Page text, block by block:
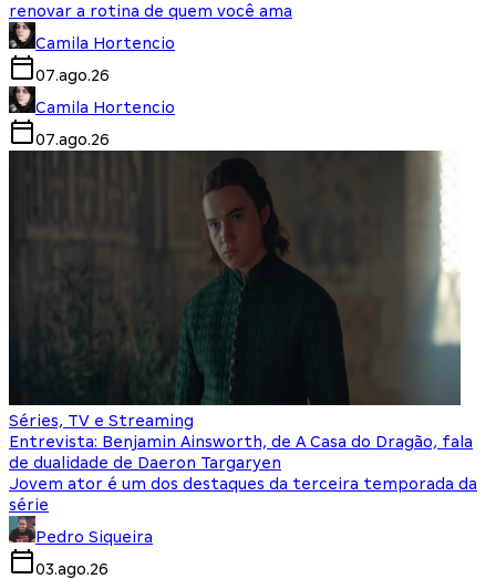
renovar a rotina de quem você ama
Camila Hortencio
07.ago.26
Camila Hortencio
07.ago.26
Séries, TV e Streaming
Entrevista: Benjamin Ainsworth, de A Casa do Dragão, fala
de dualidade de Daeron Targaryen
Jovem ator é um dos destaques da terceira temporada da
série
Pedro Siqueira
03.ago.26